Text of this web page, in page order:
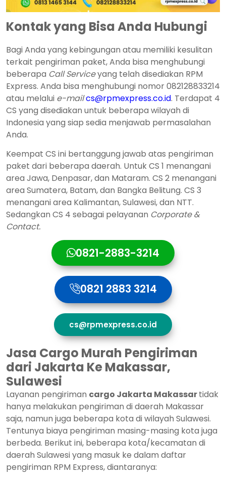
Kontak yang Bisa Anda Hubungi
Bagi Anda yang kebingungan atau memiliki kesulitan
terkait pengiriman paket, Anda bisa menghubungi
beberapa Call Serviceyang telah disediakan RPM
Express. Anda bisa menghubungi nomor 082128833214
atau melalui e-mailcs@rpmexpress.co.id. Terdapat 4
CS yang disediakan untuk beberapa wilayah di
Indonesia yang siap sedia menjawab permasalahan
Anda.
Keempat CS ini bertanggung jawab atas pengiriman
paket dari beberapa daerah. Untuk CS 1 menangani
area Jawa, Denpasar, dan Mataram. CS 2 menangani
area Sumatera, Batam, dan Bangka Belitung. CS 3
menangani area Kalimantan, Sulawesi, dan NTT.
Sedangkan CS 4 sebagai pelayanan Corporate &
Contact.
0821-2883-3214
0821 2883 3214
cs@rpmexpress.co.id
Jasa Cargo Murah Pengiriman
dari Jakarta Ke Makassar,
Sulawesi
Layanan pengiriman cargo Jakarta Makassartidak
hanya melakukan pengiriman di daerah Makassar
saja, namun juga beberapa kota di wilayah Sulawesi.
Tentunya biaya pengiriman masing-masing kota juga
berbeda. Berikut ini, beberapa kota/kecamatan di
daerah Sulawesi yang masuk ke dalam daftar
pengiriman RPM Express, diantaranya: